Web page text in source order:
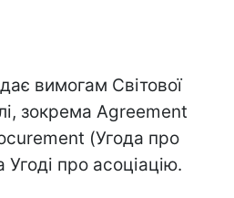
вимогам Світової
зокрема Agreement
(Угода про
Угоді про асоціацію.